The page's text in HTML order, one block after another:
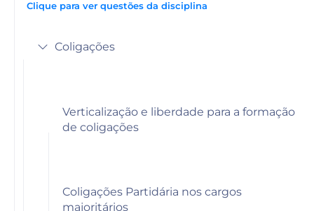
Clique para ver questões da disciplina
Coligações
Verticalização e liberdade para a formação
de coligações
Coligações Partidária nos cargos
majoritários